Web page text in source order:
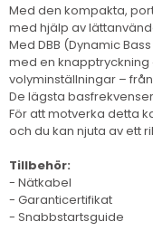
Med den kompakta,
med hjälp av
Med DBB (Dynamic
med en
volyminställningar –
De lägsta
För att motverka detta
och du kan njuta av ett
Tillbehör:
- Nätkabel
- Garanticertifikat
- Snabbstartsguide